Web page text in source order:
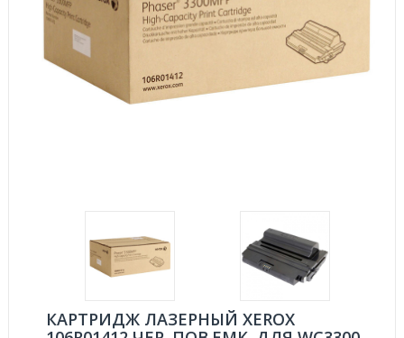
КАРТРИДЖ ЛАЗЕРНЫЙ XEROX